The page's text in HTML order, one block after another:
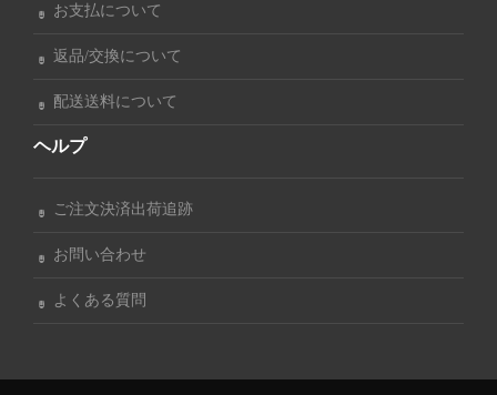
お支払について
返品/交換について
配送送料について
ヘルプ
ご注文決済出荷追跡
お問い合わせ
よくある質問